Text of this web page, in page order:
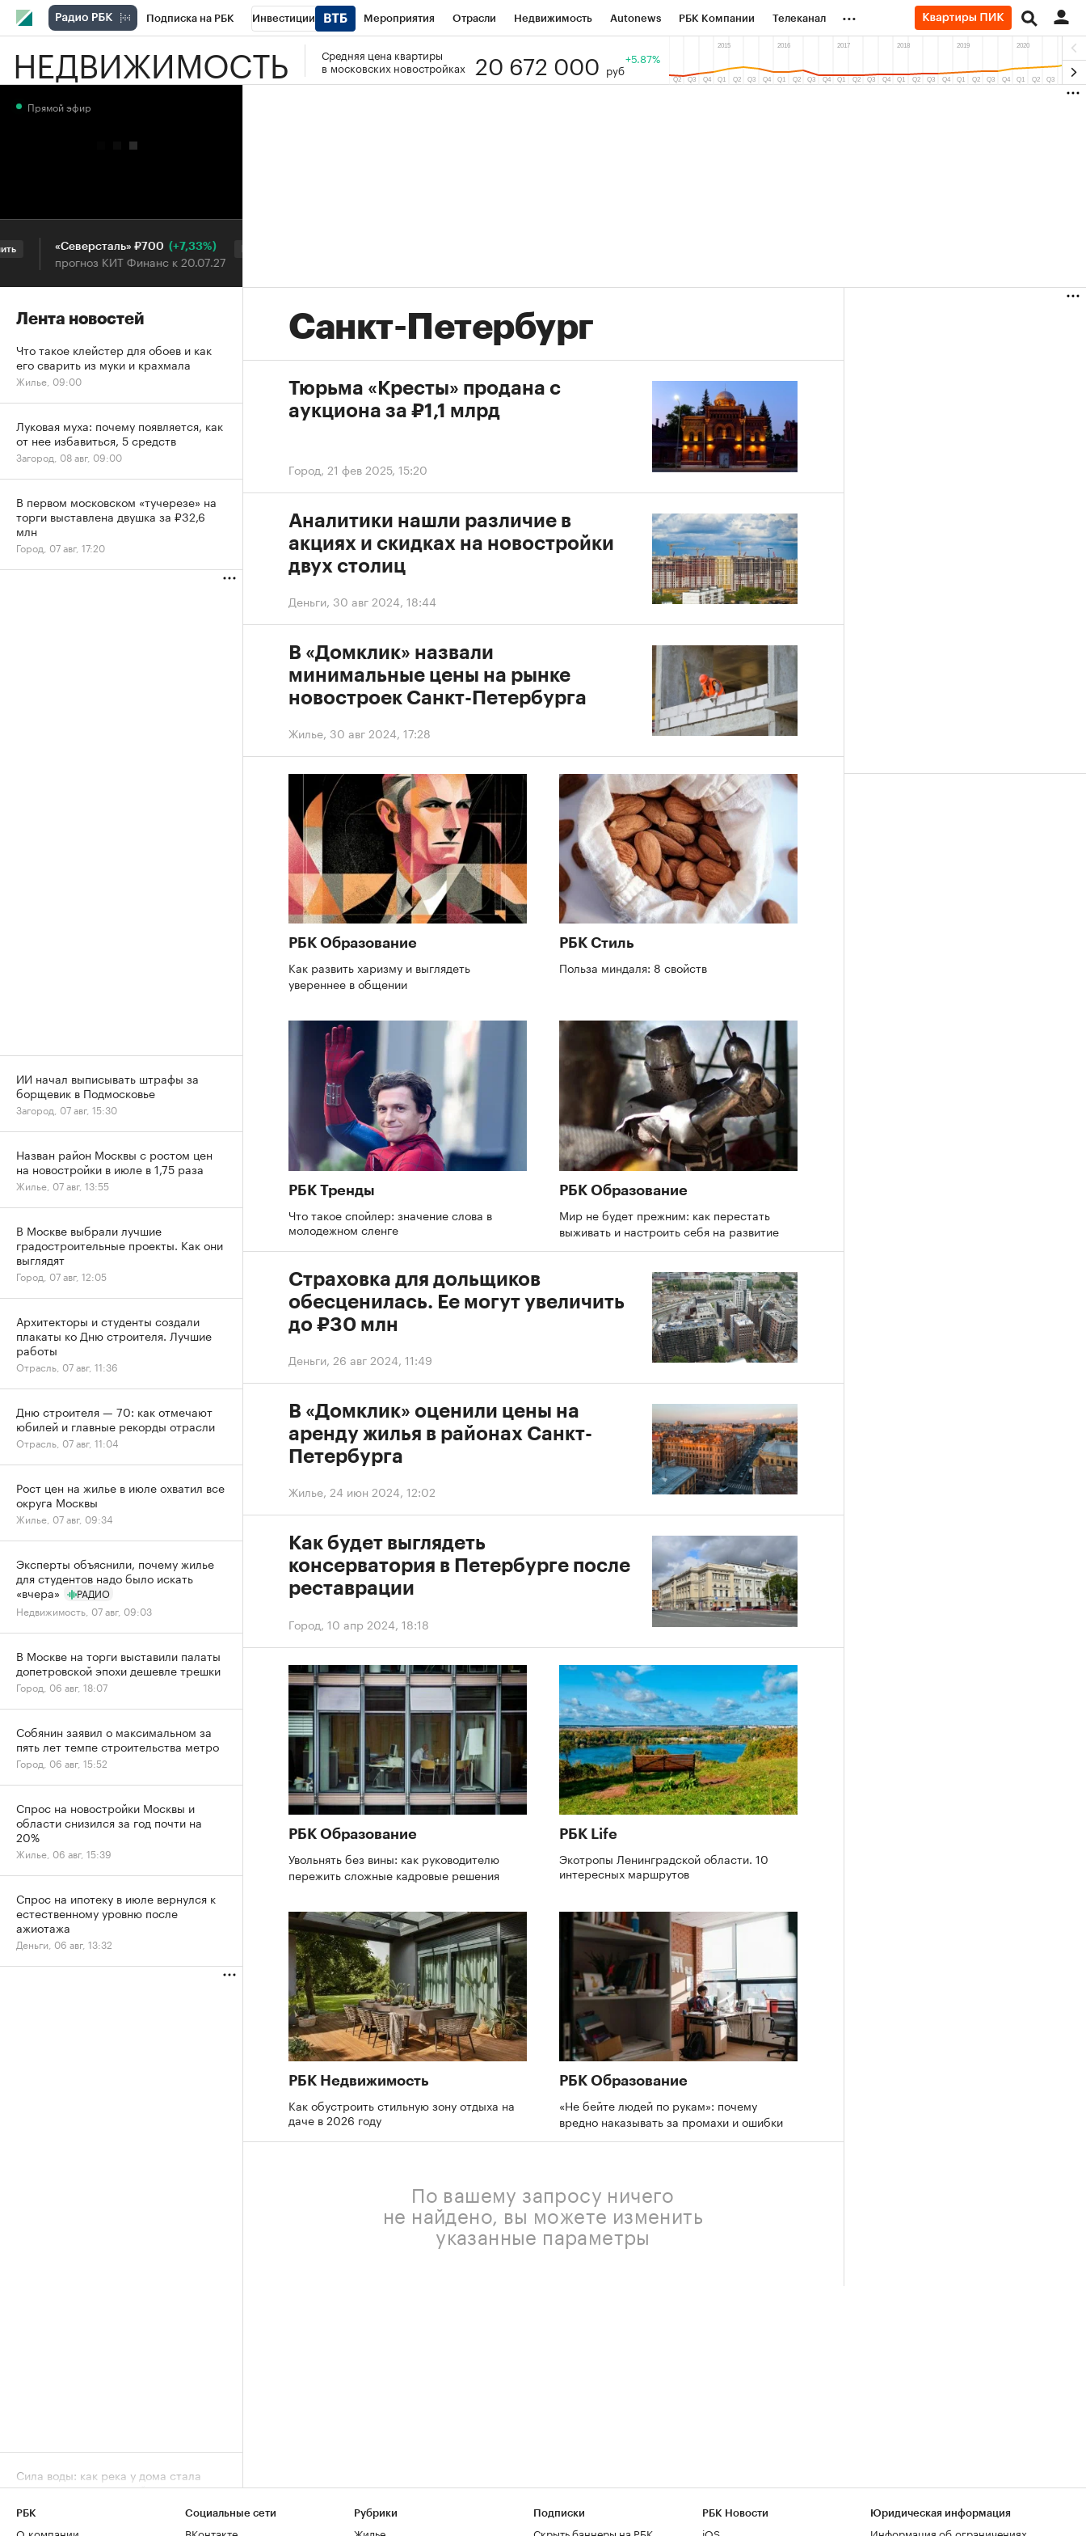
Подписка на РБК Инвестиции Мероприятия Отрасли Недвижимость Autonews РБК Компании Телеканал
РБК Вино Спорт Школа управления РБК РБК Образование Тренды
...
НЕДВИЖИМОСТЬ
Средняя цена квартиры
в московских новостройках
20 672 000 руб
+5.87%
Санкт-Петербург
Город, 21 фев 2025, 15:20
Тюрьма «Кресты» продана с
аукциона за ₽1,1 млрд
Деньги, 30 авг 2024, 18:44
Аналитики нашли различие в
акциях и скидках на новостройки
двух столиц
Жилье, 30 авг 2024, 17:28
В «Домклик» назвали
минимальные цены на рынке
новостроек Санкт-Петербурга
РБК Образование
Как развить харизму и выглядеть
увереннее в общении
РБК Стиль
Польза миндаля: 8 свойств
РБК Тренды
Что такое спойлер: значение слова в
молодежном сленге
РБК Образование
Мир не будет прежним: как перестать
выживать и настроить себя на развитие
Деньги, 26 авг 2024, 11:49
Страховка для дольщиков
обесценилась. Ее могут увеличить
до ₽30 млн
Жилье, 24 июн 2024, 12:02
В «Домклик» оценили цены на
аренду жилья в районах Санкт-
Петербурга
Город, 10 апр 2024, 18:18
Как будет выглядеть
консерватория в Петербурге после
реставрации
РБК Образование
Увольнять без вины: как руководителю
пережить сложные кадровые решения
РБК Life
Экотропы Ленинградской области. 10
интересных маршрутов
РБК Недвижимость
Как обустроить стильную зону отдыха на
даче в 2026 году
РБК Образование
«Не бейте людей по рукам»: почему
вредно наказывать за промахи и ошибки
По вашему запросу ничего
не найдено, вы можете изменить
указанные параметры
Прямой эфир
«Северсталь» ₽700 (+7,33%)
прогноз КИТ Финанс к 20.07.27
Лента новостей
Что такое клейстер для обоев и как
его сварить из муки и крахмала
Жилье, 09:00
Луковая муха: почему появляется, как
от нее избавиться, 5 средств
Загород, 08 авг, 09:00
В первом московском «тучерезе» на
торги выставлена двушка за ₽32,6
млн
Город, 07 авг, 17:20
ИИ начал выписывать штрафы за
борщевик в Подмосковье
Загород, 07 авг, 15:30
Назван район Москвы с ростом цен
на новостройки в июле в 1,75 раза
Жилье, 07 авг, 13:55
В Москве выбрали лучшие
градостроительные проекты. Как они
выглядят
Город, 07 авг, 12:05
Архитекторы и студенты создали
плакаты ко Дню строителя. Лучшие
работы
Отрасль, 07 авг, 11:36
Дню строителя — 70: как отмечают
юбилей и главные рекорды отрасли
Отрасль, 07 авг, 11:04
Рост цен на жилье в июле охватил все
округа Москвы
Жилье, 07 авг, 09:34
Эксперты объяснили, почему жилье
для студентов надо было искать
«вчера»
РАДИО
Недвижимость, 07 авг, 09:03
В Москве на торги выставили палаты
допетровской эпохи дешевле трешки
Город, 06 авг, 18:07
Собянин заявил о максимальном за
пять лет темпе строительства метро
Город, 06 авг, 15:52
Спрос на новостройки Москвы и
области снизился за год почти на
20%
Жилье, 06 авг, 15:39
Спрос на ипотеку в июле вернулся к
естественному уровню после
ажиотажа
Деньги, 06 авг, 13:32
Сила воды: как река у дома стала
символом премиальной жизни в
Город, 06 авг, 13:05
РБК
О компании
Социальные сети
ВКонтакте
Рубрики
Жилье
Подписки
Скрыть баннеры на РБК
РБК Новости
iOS
Юридическая информация
Информация об ограничениях